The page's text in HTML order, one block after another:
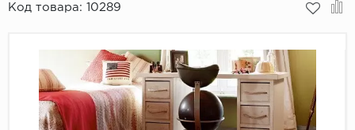
Bonkeel
Classen
Код товара: 10289